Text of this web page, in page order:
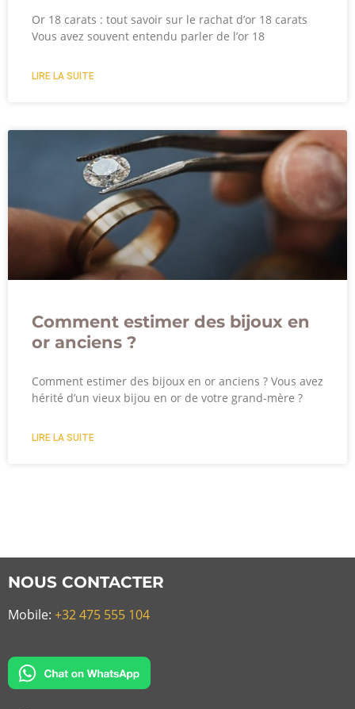
Or 18 carats : tout savoir sur le rachat d’or 18 carats
Vous avez souvent entendu parler de l’or 18
LIRE LA SUITE
Comment estimer des bijoux en
or anciens ?
Comment estimer des bijoux en or anciens ? Vous avez
hérité d’un vieux bijou en or de votre grand-mère ?
LIRE LA SUITE
NOUS CONTACTER
Mobile: +32 475 555 104